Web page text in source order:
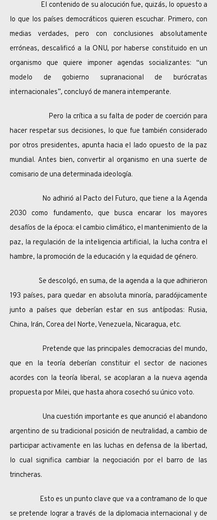
El contenido de su alocución fue, quizás, lo opuesto a
lo que los países democráticos quieren escuchar. Primero, con
medias verdades, pero con conclusiones absolutamente
erróneas, descalificó a la ONU, por haberse constituido en un
organismo que quiere imponer agendas socializantes: “un
modelo de gobierno supranacional de burócratas
internacionales”, concluyó de manera intemperante.
Pero la crítica a su falta de poder de coerción para
hacer respetar sus decisiones, lo que fue también considerado
por otros presidentes, apunta hacia el lado opuesto de la paz
mundial. Antes bien, convertir al organismo en una suerte de
comisario de una determinada ideología.
No adhirió al Pacto del Futuro, que tiene a la Agenda
2030 como fundamento, que busca encarar los mayores
desafíos de la época: el cambio climático, el mantenimiento de la
paz, la regulación de la inteligencia artificial, la lucha contra el
hambre, la promoción de la educación y la equidad de género.
Se descolgó, en suma, de la agenda a la que adhirieron
193 países, para quedar en absoluta minoría, paradójicamente
junto a países que deberían estar en sus antípodas: Rusia,
China, Irán, Corea del Norte, Venezuela, Nicaragua, etc.
Pretende que las principales democracias del mundo,
que en la teoría deberían constituir el sector de naciones
acordes con la teoría liberal, se acoplaran a la nueva agenda
propuesta por Milei, que hasta ahora cosechó su único voto.
Una cuestión importante es que anunció el abandono
argentino de su tradicional posición de neutralidad, a cambio de
participar activamente en las luchas en defensa de la libertad,
lo cual significa cambiar la negociación por el barro de las
trincheras.
Esto es un punto clave que va a contramano de lo que
se pretende lograr a través de la diplomacia internacional y de